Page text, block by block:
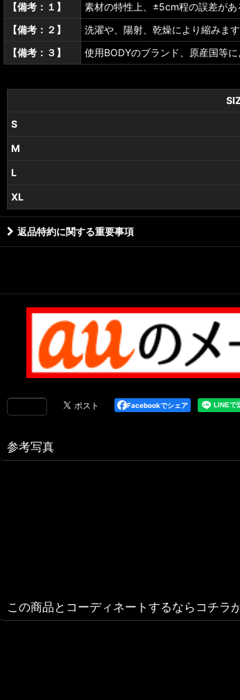
【備考：１】
素材の特性上、±5cm程の誤差があ
【備考：２】
洗濯や、陽射、乾燥により縮みます
【備考：３】
使用BODYのブランド、原産国等
S
M
L
XL
返品特約に関する重要事項
Facebookでシェア
参考写真
この商品とコーディネートするならコチラ